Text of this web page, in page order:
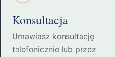
Konsultacja
Umawiasz konsultację
telefonicznie lub przez